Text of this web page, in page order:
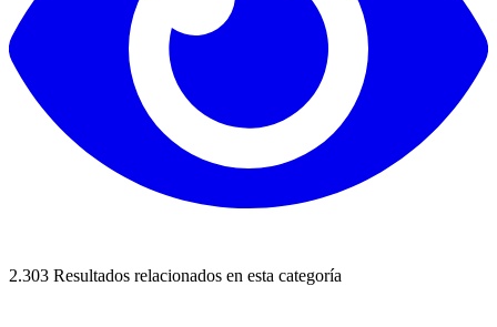
2.303 Resultados relacionados en esta categoría